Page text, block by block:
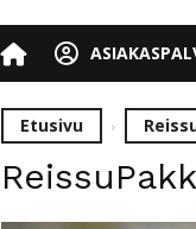
Etusivu